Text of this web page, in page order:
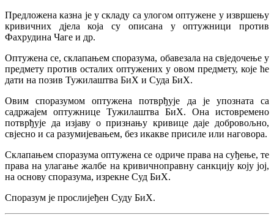
Предложена казна је у складу са улогом оптужене у извршењу
кривичних дјела која су описана у оптужници против
Фахрудина Чаге и др.
Оптужена се, склапањем споразума, обавезала на свједочење у
предмету против осталих оптужених у овом предмету, које ће
дати на позив Тужилаштва БиХ и Суда БиХ.
Овим споразумом оптужена потврђује да је упозната са
садржајем оптужнице Тужилаштва БиХ. Она истовремено
потврђује да изјаву о признању кривице даје добровољно,
свјесно и са разумијевањем, без икакве присиле или наговора.
Склапањем споразума оптужена се одриче права на суђење, те
права на улагање жалбе на кривичноправну санкцију коју јој,
на основу споразума, изрекне Суд БиХ.
Споразум је прослијеђен Суду БиХ.